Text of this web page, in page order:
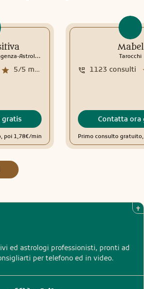
.Astrologia Rune
5/5 media recensioni
gratis
poi 1,78€/min
Mabel
Tarocchi
1123 consulti
Contatta ora
Primo consulto
ed astrologi professionisti, pronti ad
per telefono ed in video.